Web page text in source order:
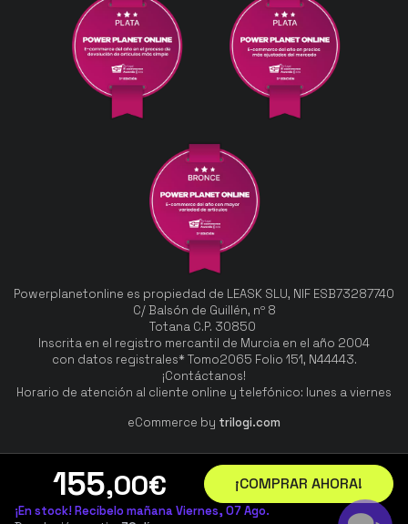
(cristal con marco) y un espejo. La succión es
buena y no cae. El pedido llegó rápido y en
correctas condiciones. - Negro
Muy contento. Llegó antes de la fecha
prevista. El robot funciona de maravilla. TOP
Lidia
26/10/2022
Excelente servicio por parte de
155,00€ ¡COMPRAR AHORA!
¡En stock! Recíbelo mañana Viernes, 07 Ago.
Powerplanetonline es propiedad de LEASK SLU, NIF ESB73287740
C/ Balsón de Guillén, nº 8
Totana C.P. 30850
Inscrita en el registro mercantil de Murcia en el año 2004
con datos registrales* Tomo2065 Folio 151, N44443.
¡Contáctanos!
Horario de atención al cliente online y telefónico: lunes a viernes
eCommerce by trilogi.com